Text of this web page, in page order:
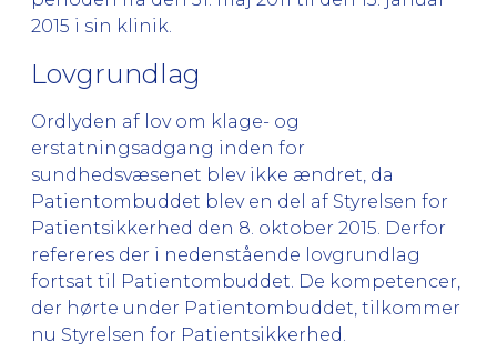
2015 i sin klinik.
Lovgrundlag
Ordlyden af lov om klage- og
erstatningsadgang inden for
sundhedsvæsenet blev ikke ændret, da
Patientombuddet blev en del af Styrelsen for
Patientsikkerhed den 8. oktober 2015. Derfor
refereres der i nedenstående lovgrundlag
fortsat til Patientombuddet. De kompetencer,
der hørte under Patientombuddet, tilkommer
nu Styrelsen for Patientsikkerhed.